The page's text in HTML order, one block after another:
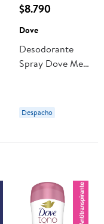
$8.790
Dove
Desodorante
Spray Dove Men
Despacho